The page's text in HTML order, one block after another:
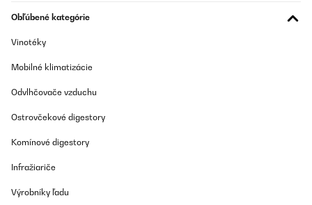
in allem ist das Material auch hochwertig. Das Paket ist
Diseño sencillo y elegante, fácil montaje las piezas ensamblan a
Obľúbené kategórie
Vinotéky
Mobilné klimatizácie
Odvlhčovače vzduchu
Ostrovčekové digestory
Komínové digestory
Infražiariče
Výrobníky ľadu